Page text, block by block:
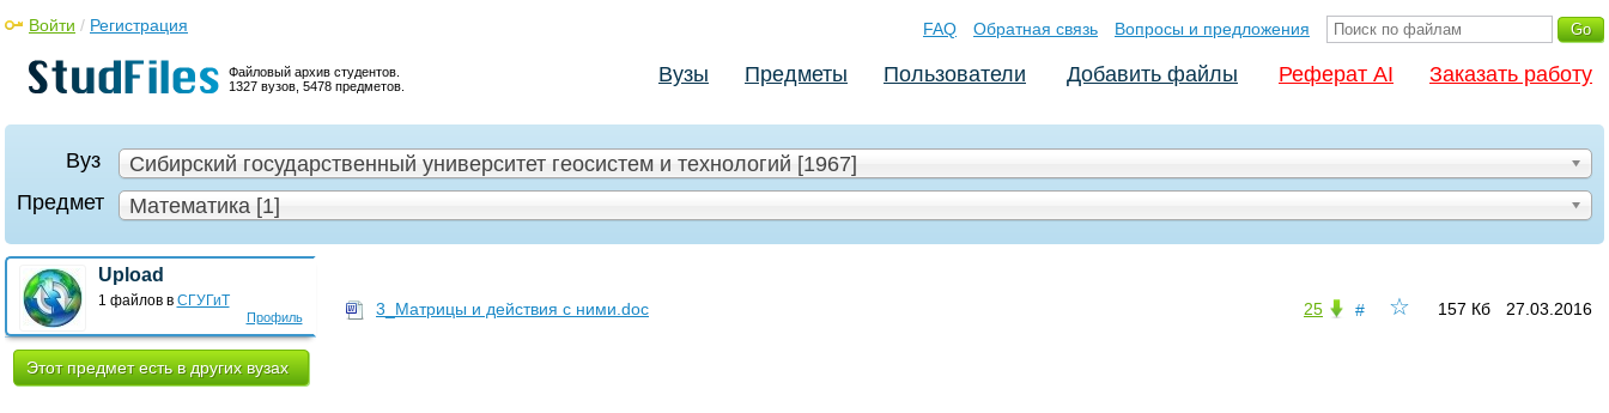
Файловый архив студентов.
1327 вузов, 5478 предметов.
Войти / Регистрация FAQ Обратная связь Вопросы и предложения
Вузы Предметы Пользователи Добавить файлы Реферат AI Заказать работу
Вуз
Сибирский государственный университет геосистем и технологий [1967]
Предмет
Математика [1]
Профиль
Upload
1 файлов в СГУГиТ
Этот предмет есть в других вузах
☆
# 27.03.2016
157 Кб
25
3_Матрицы и действия с ними.doc